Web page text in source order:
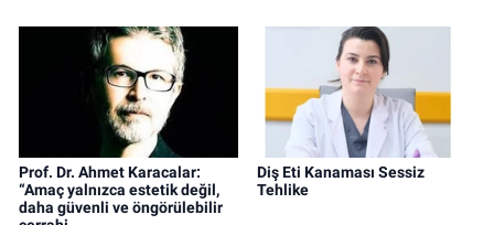
Prof. Dr. Ahmet Karacalar:
“Amaç yalnızca estetik değil,
daha güvenli ve öngörülebilir
Diş Eti Kanaması Sessiz
Tehlike